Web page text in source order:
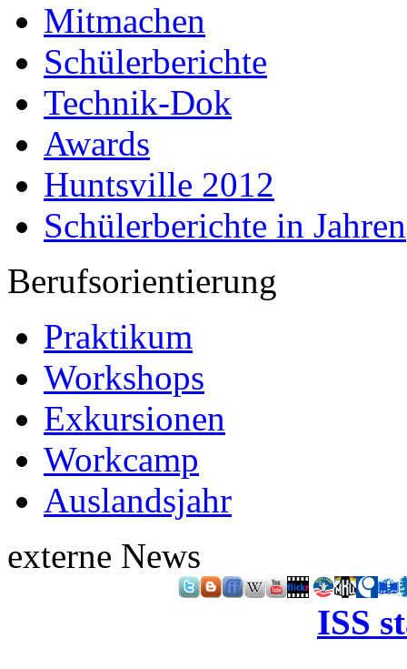
Mitmachen
Schülerberichte
Technik-Dok
Awards
Huntsville 2012
Schülerberichte in Jahren
Berufsorientierung
Praktikum
Workshops
Exkursionen
Workcamp
Auslandsjahr
externe News
ISS